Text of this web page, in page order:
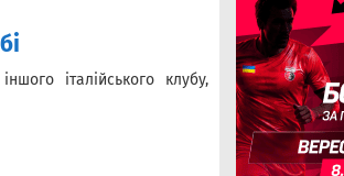
італійського клубу,